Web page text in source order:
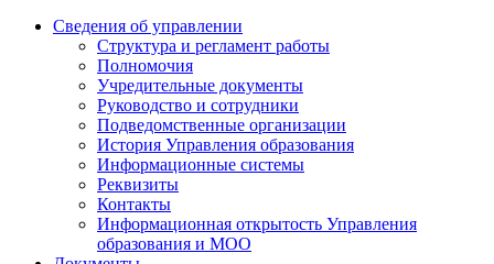
Сведения об управлении
Структура и регламент работы
Полномочия
Учредительные документы
Руководство и сотрудники
Подведомственные организации
История Управления образования
Информационные системы
Реквизиты
Контакты
Информационная открытость Управления
образования и МОО